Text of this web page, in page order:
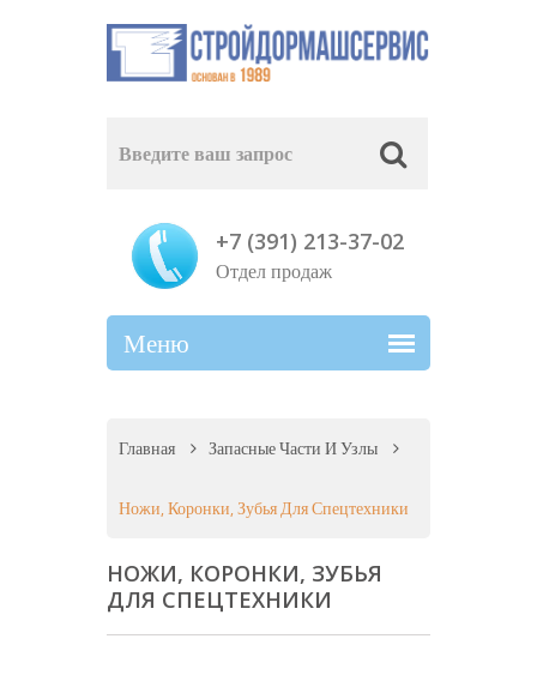
+7 (391) 213-37-02
Отдел продаж
Главная Запасные Части И Узлы
Ножи, Коронки, Зубья Для Спецтехники
НОЖИ, КОРОНКИ, ЗУБЬЯ
ДЛЯ СПЕЦТЕХНИКИ